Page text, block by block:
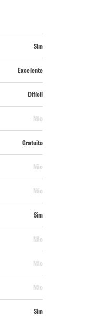
Sim
Excelente
Difícil
Não
Gratuito
Não
Não
Sim
Não
Não
Não
Sim